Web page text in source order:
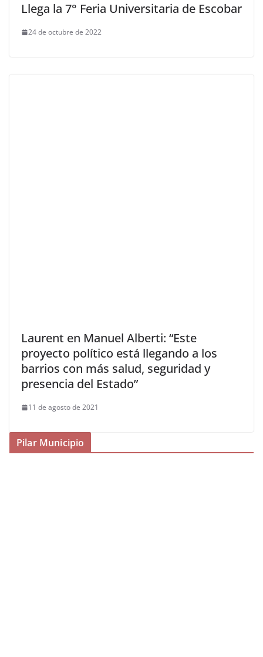
Llega la 7° Feria Universitaria de Escobar
24 de octubre de 2022
Laurent en Manuel Alberti: “Este
proyecto político está llegando a los
barrios con más salud, seguridad y
presencia del Estado”
11 de agosto de 2021
Pilar Municipio